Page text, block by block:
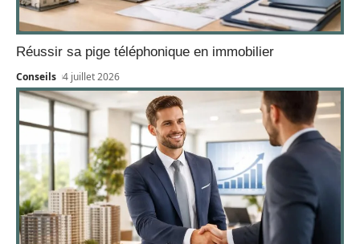
Réussir sa pige téléphonique en immobilier
Conseils 4 juillet 2026